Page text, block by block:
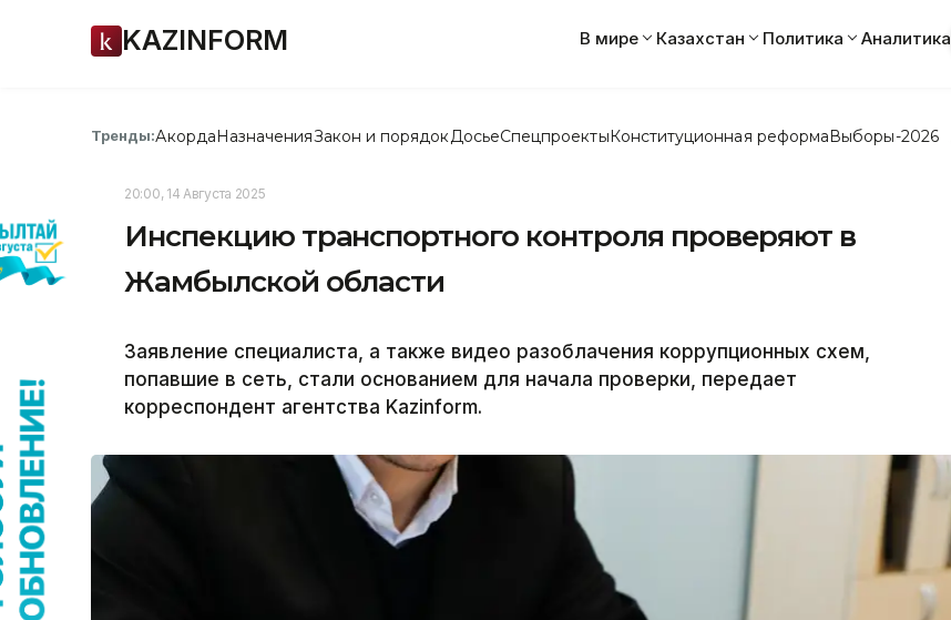
KAZINFORM В мире Казахстан Политика Аналитика
Тренды:АкордаНазначенияЗакон и порядок ДосьеСпецпроектыКонституционная реформаВыборы-2026
20:00, 14 Августа 2025
Инспекцию транспортного контроля проверяют в
Жамбылской области
Заявление специалиста, а также видео разоблачения коррупционных схем,
попавшие в сеть, стали основанием для начала проверки, передает
корреспондент агентства Kazinform.